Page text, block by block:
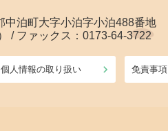
泊町大字小泊字小泊488番地
/ ファックス：0173-64-3722
個人情報の取り扱い 免責事項